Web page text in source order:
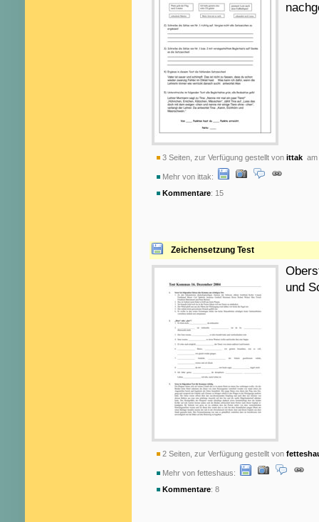
3 Seiten, zur Verfügung gestellt von ittak am
Mehr von ittak:
Kommentare: 15
Zeichensetzung Test
und
2 Seiten, zur Verfügung gestellt von
Mehr von fetteshaus:
Kommentare: 8